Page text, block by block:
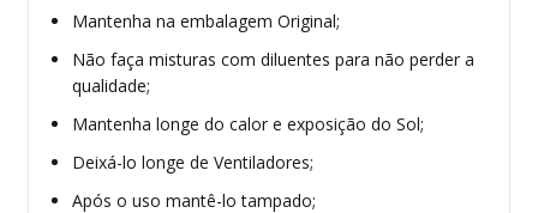
Mantenha na embalagem Original;
Não faça misturas com diluentes para não perder a
qualidade;
Mantenha longe do calor e exposição do Sol;
Deixá-lo longe de Ventiladores;
Após o uso mantê-lo tampado;